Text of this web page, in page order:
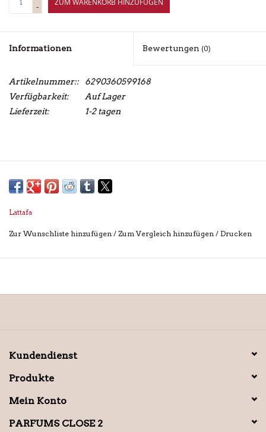
-
ZUM WARENKORB HINZUFÜGEN
Informationen Bewertungen (0)
Artikelnummer::
6290360599168
Verfügbarkeit:
Auf Lager
Lieferzeit:
1-2 tagen
Lattafa
Zur Wunschliste hinzufügen / Zum Vergleich hinzufügen / Drucken
Kundendienst
Produkte
Mein Konto
PARFUMS CLOSE 2